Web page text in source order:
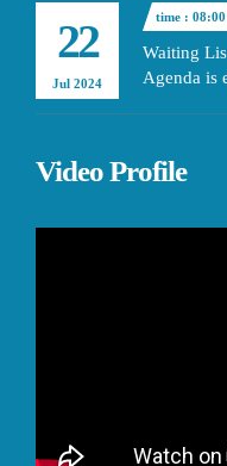
22
Jul 2024
time : 08:00
Waiting
Agenda is
Video Profile